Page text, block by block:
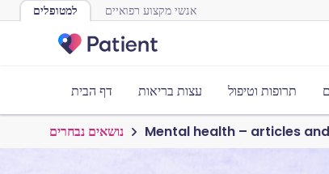
למטופלים אנשי מקצוע רפואיים
דף הבית עצות בריאות תרופות וטיפול
נושאים נבחרים Mental health – articles